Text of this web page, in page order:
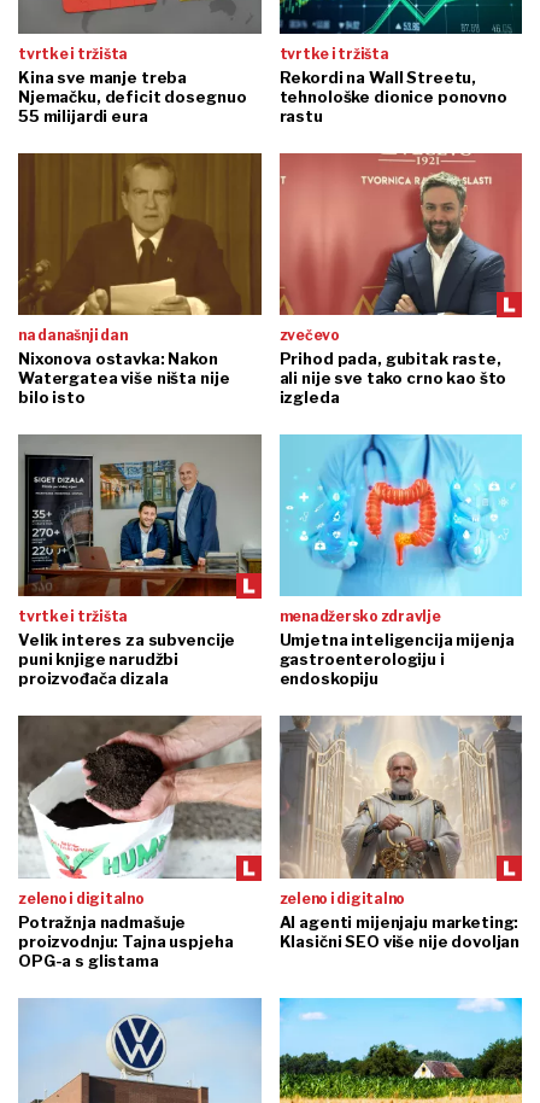
tvrtke i tržišta
Kina sve manje treba
Njemačku, deficit dosegnuo
55 milijardi eura
tvrtke i tržišta
Rekordi na Wall Streetu,
tehnološke dionice ponovno
rastu
na današnji dan
Nixonova ostavka: Nakon
Watergatea više ništa nije
bilo isto
zvečevo
Prihod pada, gubitak raste,
ali nije sve tako crno kao što
izgleda
tvrtke i tržišta
Velik interes za subvencije
puni knjige narudžbi
proizvođača dizala
menadžersko zdravlje
Umjetna inteligencija mijenja
gastroenterologiju i
endoskopiju
zeleno i digitalno
Potražnja nadmašuje
proizvodnju: Tajna uspjeha
OPG-a s glistama
zeleno i digitalno
AI agenti mijenjaju marketing:
Klasični SEO više nije dovoljan